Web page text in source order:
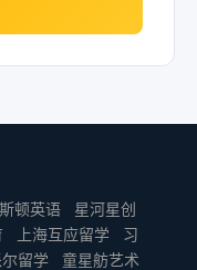
顿英语
星河星创
上海互应留学
习
留学
童星舫艺术